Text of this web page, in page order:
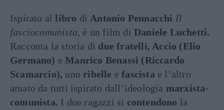
Ispirato al libro di Antonio Pennacchi Il
fasciocomunista, è un film di Daniele Luchetti.
Racconta la storia di due fratelli, Accio (Elio
Germano) eManrico Benassi (Riccardo
Scamarcio), uno ribelle efascista e l’altro
amato da tutti ispirato dall’ideologia marxista-
comunista. I due ragazzi si contendono la